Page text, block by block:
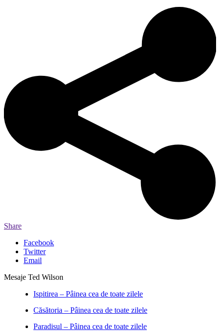
Share
Facebook
Twitter
Email
Mesaje Ted Wilson
Ispitirea – Pâinea cea de toate zilele
Căsătoria – Pâinea cea de toate zilele
Paradisul – Pâinea cea de toate zilele